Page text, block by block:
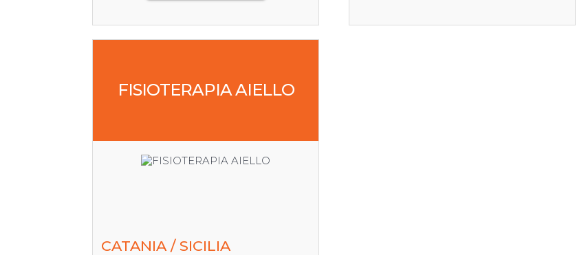
FISIOTERAPIA AIELLO
CATANIA / SICILIA